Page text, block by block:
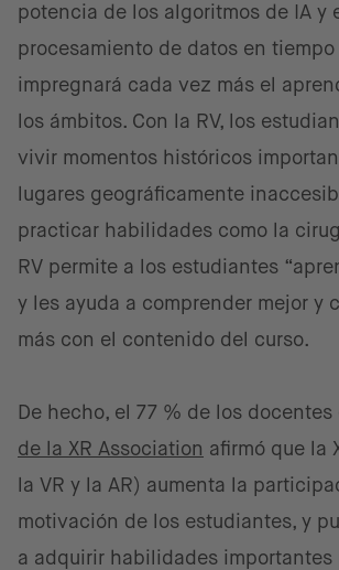
potencia de los algoritmos de IA y
procesamiento de datos en tiempo
impregnará cada vez más el
los ámbitos. Con la RV, los
vivir momentos históricos
lugares geográficamente
practicar habilidades como la
RV permite a los estudiantes
y les ayuda a comprender mejor y
más con el contenido del curso.
De hecho, el 77 % de los docentes
de la XR Association afirmó que la
la VR y la AR) aumenta la
motivación de los estudiantes, y
a adquirir habilidades importantes